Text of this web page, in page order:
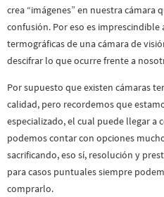
crea “imágenes” en nuestra cámara
confusión. Por eso es imprescindible
termográficas de una cámara de
descifrar lo que ocurre frente a
Por supuesto que existen cámaras
calidad, pero recordemos que
especializado, el cual puede llegar a
podemos contar con opciones
sacrificando, eso sí, resolución y
para casos puntuales siempre
comprarlo.